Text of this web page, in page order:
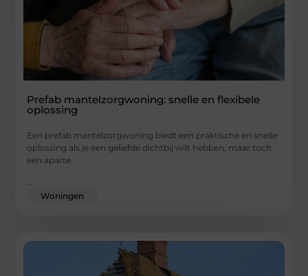
Prefab mantelzorgwoning: snelle en flexibele
oplossing
Een prefab mantelzorgwoning biedt een praktische en snelle
oplossing als je een geliefde dichtbij wilt hebben, maar toch
een aparte
...
Woningen